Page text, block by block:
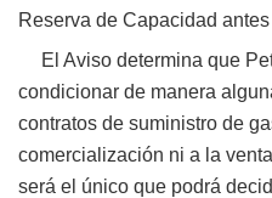
Reserva de Capacidad
El Aviso determina que
condicionar de manera
contratos de suministro de
comercialización ni a la
será el único que podrá